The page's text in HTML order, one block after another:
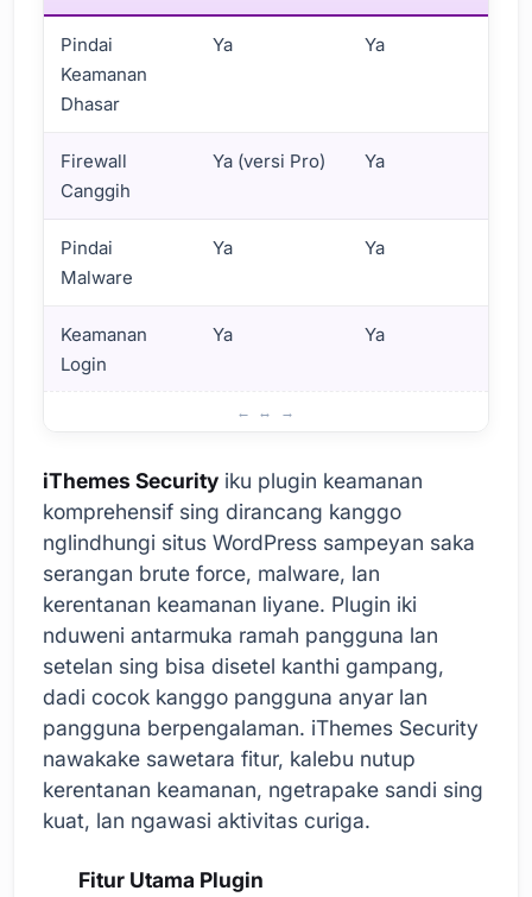
Pindai
Keamanan
Dhasar
Ya Ya
Firewall
Canggih
Ya (versi Pro) Ya
Pindai
Malware
Ya Ya
Keamanan
Login
Ya Ya
iThemes Security iku plugin keamanan
komprehensif sing dirancang kanggo
nglindhungi situs WordPress sampeyan saka
serangan brute force, malware, lan
kerentanan keamanan liyane. Plugin iki
nduweni antarmuka ramah pangguna lan
setelan sing bisa disetel kanthi gampang,
dadi cocok kanggo pangguna anyar lan
pangguna berpengalaman. iThemes Security
nawakake sawetara fitur, kalebu nutup
kerentanan keamanan, ngetrapake sandi sing
kuat, lan ngawasi aktivitas curiga.
Fitur Utama Plugin